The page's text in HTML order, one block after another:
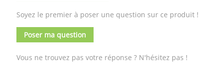
Soyez le premier à poser une question sur ce produit !
Poser ma question
Vous ne trouvez pas votre réponse ? N'hésitez pas !